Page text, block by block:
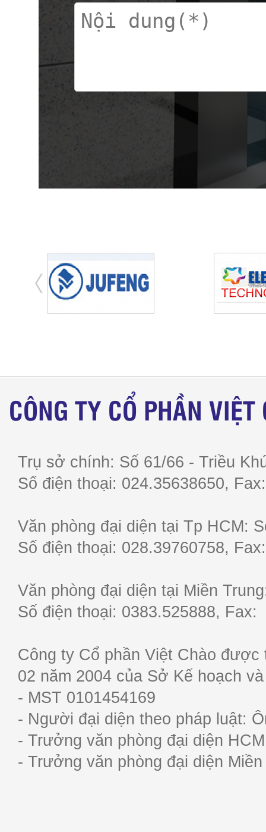
CÔNG TY CỔ PHẦN VIỆT
Trụ sở chính: Số 61/66 - Triều
Số điện thoại: 024.35638650,
Văn phòng đại diện tại Tp HCM:
Số điện thoại: 028.39760758,
Văn phòng đại diện tại Miền
Số điện thoại: 0383.525888,
Công ty Cổ phần Việt Chào được
02 năm 2004 của Sở Kế hoạch
- MST 0101454169
- Người đại diện theo pháp luật:
- Trưởng văn phòng đại diện
- Trưởng văn phòng đại diện